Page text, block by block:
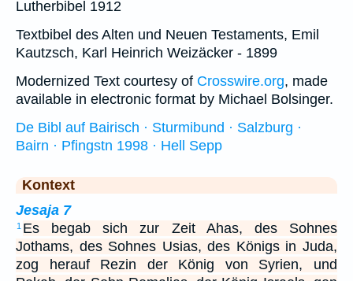
Lutherbibel 1912
Textbibel des Alten und Neuen Testaments, Emil
Kautzsch, Karl Heinrich Weizäcker - 1899
Modernized Text courtesy of Crosswire.org, made
available in electronic format by Michael Bolsinger.
De Bibl auf Bairisch · Sturmibund · Salzburg ·
Bairn · Pfingstn 1998 · Hell Sepp
Kontext
Jesaja 7
1 Es begab sich zur Zeit Ahas, des Sohnes
Jothams, des Sohnes Usias, des Königs in Juda,
zog herauf Rezin der König von Syrien, und